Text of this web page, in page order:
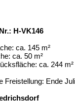
H-VK146
ca. 145 m²
ca. 50 m²
ca. 244 m²
Freistellung: Ende